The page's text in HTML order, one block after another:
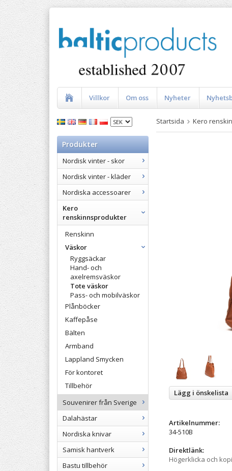
Villkor Om oss Nyheter
Produkter
Nordisk vinter - skor
Nordisk vinter - kläder
Nordiska accessoarer
Kero
renskinnsprodukter
Renskinn
Väskor
Ryggsäckar
Hand- och
axelremsväskor
Tote väskor
Pass- och mobilväskor
Plånböcker
Kaffepåse
Bälten
Armband
Lappland Smycken
För kontoret
Tillbehör
Souvenirer från Sverige
Dalahästar
Nordiska knivar
Samisk hantverk
Bastu tillbehör
Startsida Kero
Lägg i önskelista
Artikelnummer:
34-510B
Direktlänk:
Högerklicka och